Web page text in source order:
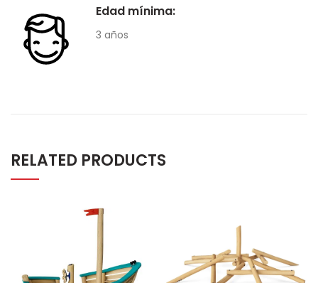
Edad mínima:
3 años
RELATED PRODUCTS